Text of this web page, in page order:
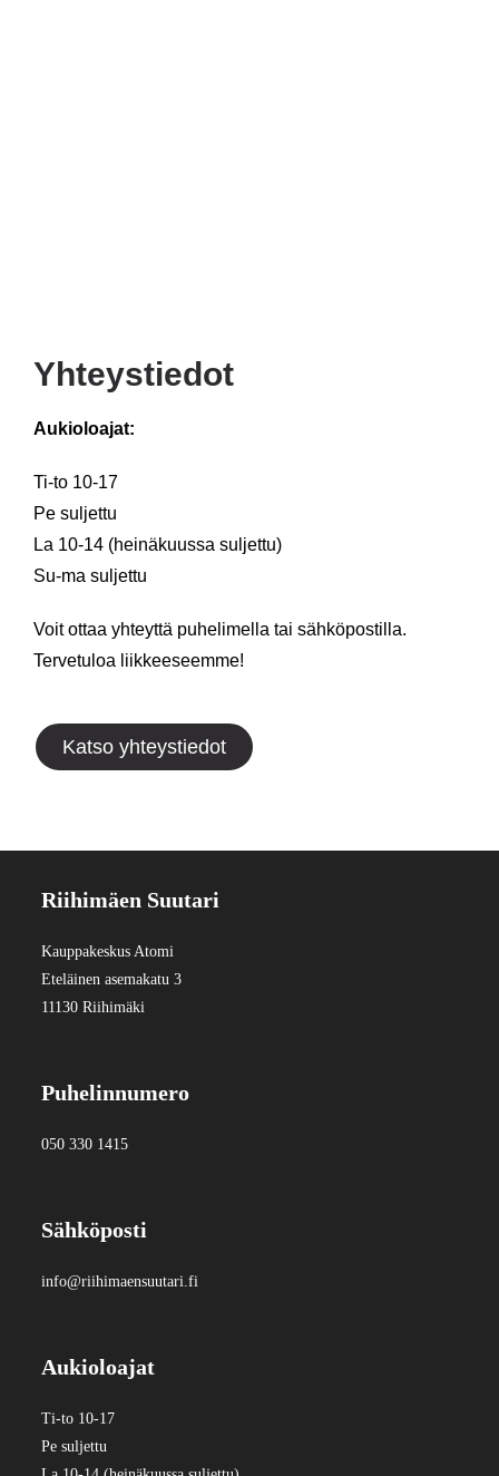
Yhteystiedot
Aukioloajat:
Ti-to 10-17
Pe suljettu
La 10-14 (heinäkuussa suljettu)
Su-ma suljettu
Voit ottaa yhteyttä puhelimella tai sähköpostilla.
Tervetuloa liikkeeseemme!
Katso yhteystiedot
Riihimäen Suutari
Kauppakeskus Atomi
Eteläinen asemakatu 3
11130 Riihimäki
Puhelinnumero
050 330 1415
Sähköposti
info@riihimaensuutari.fi
Aukioloajat
Ti-to 10-17
Pe suljettu